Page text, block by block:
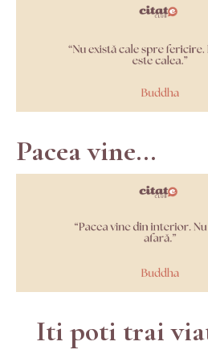
Pacea vine...
Iti poti trai